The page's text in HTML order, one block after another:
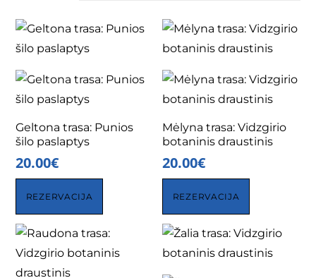
Geltona trasa: Punios
šilo paslaptys
20.00€
REZERVACIJA
Mėlyna trasa: Vidzgirio
botaninis draustinis
20.00€
REZERVACIJA